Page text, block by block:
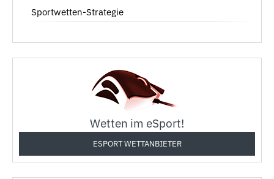
Sportwetten-Strategie
Wetten im eSport!
ESPORT WETTANBIETER